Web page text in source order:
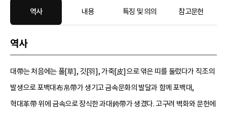
역사 내용 특징 및 의의 참고문헌
역사
대帶는 처음에는 풀[草], 깃[羽], 가죽[皮]으로 엮은 띠를 둘렀다가 직조의
발생으로 포백대布帛帶가 생기고 금속문화의 발달과 함께 포백대,
혁대革帶 위에 금속으로 장식한 과대銙帶가 생겼다. 고구려 벽화와 문헌에